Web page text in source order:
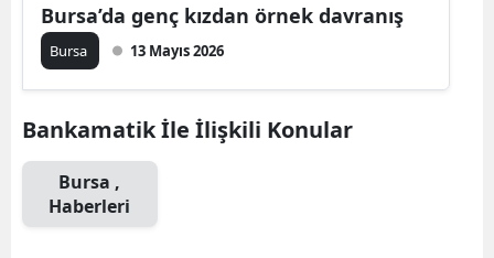
Bursa’da genç kızdan örnek davranış
Bursa 13 Mayıs 2026
Bankamatik İle İlişkili Konular
Bursa ,
Haberleri